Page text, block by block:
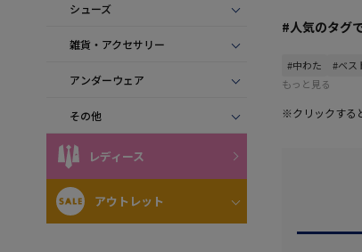
シューズ
雑貨・アクセサリー
アンダーウェア
その他
レディース
アウトレット
#人気のタグ
#中わた #ベス
もっと見る
※クリックする